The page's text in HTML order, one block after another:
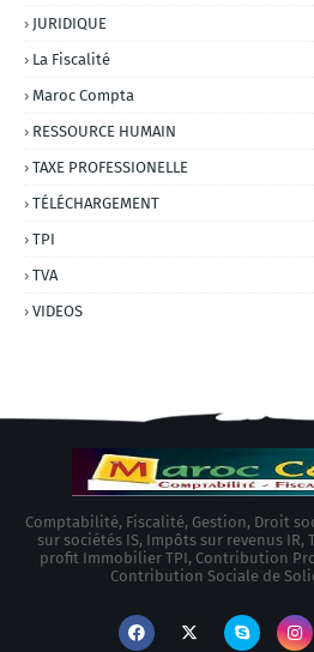
JURIDIQUE
La Fiscalité
Maroc Compta
RESSOURCE HUMAIN
TAXE PROFESSIONELLE
TÉLÉCHARGEMENT
TPI
TVA
VIDEOS
Comptabilité, Fiscalité, Gestion, Droit
sur sociétés IS, Impôts sur revenus IR,
profit Immobilier TPI, Contribution
Contribution Sociale de